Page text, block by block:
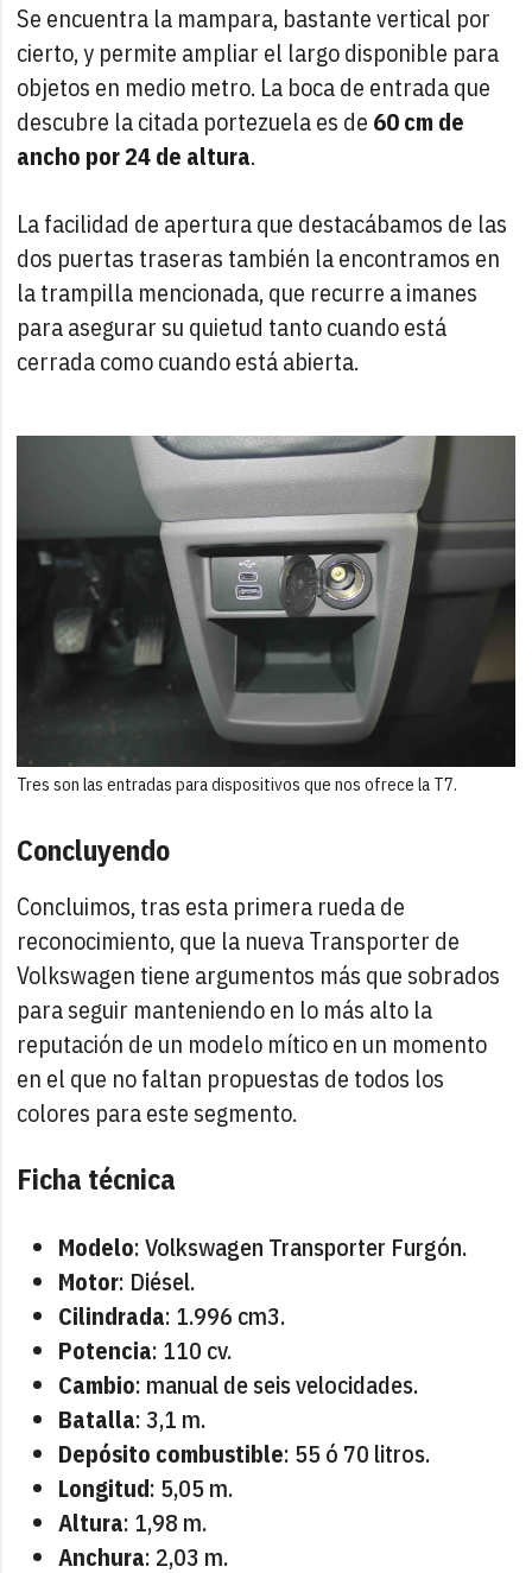
Se encuentra la mampara, bastante vertical por
cierto, y permite ampliar el largo disponible para
objetos en medio metro. La boca de entrada que
descubre la citada portezuela es de 60 cm de
ancho por 24 de altura.
La facilidad de apertura que destacábamos de las
dos puertas traseras también la encontramos en
la trampilla mencionada, que recurre a imanes
para asegurar su quietud tanto cuando está
cerrada como cuando está abierta.
Tres son las entradas para dispositivos que nos ofrece la T7.
Concluyendo
Concluimos, tras esta primera rueda de
reconocimiento, que la nueva Transporter de
Volkswagen tiene argumentos más que sobrados
para seguir manteniendo en lo más alto la
reputación de un modelo mítico en un momento
en el que no faltan propuestas de todos los
colores para este segmento.
Ficha técnica
Modelo: Volkswagen Transporter Furgón.
Motor: Diésel.
Cilindrada: 1.996 cm3.
Potencia: 110 cv.
Cambio: manual de seis velocidades.
Batalla: 3,1 m.
Depósito combustible: 55 ó 70 litros.
Longitud: 5,05 m.
Altura: 1,98 m.
Anchura: 2,03 m.